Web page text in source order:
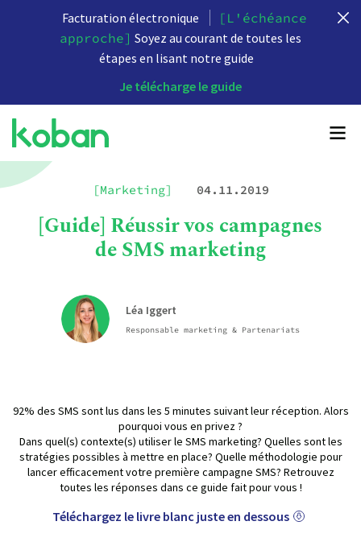
Facturation électronique
[L'échéance
approche] Soyez au courant de toutes les
étapes en lisant notre guide
Je télécharge le guide
[Marketing] 04.11.2019
[Guide] Réussir vos campagnes
de SMS marketing
Léa Iggert
Responsable marketing & Partenariats
92% des SMS sont lus dans les 5 minutes suivant leur réception. Alors
pourquoi vous en privez ?
Dans quel(s) contexte(s) utiliser le SMS marketing? Quelles sont les
stratégies possibles à mettre en place? Quelle méthodologie pour
lancer efficacement votre première campagne SMS? Retrouvez
toutes les réponses dans ce guide fait pour vous !
Téléchargez le livre blanc juste en dessous